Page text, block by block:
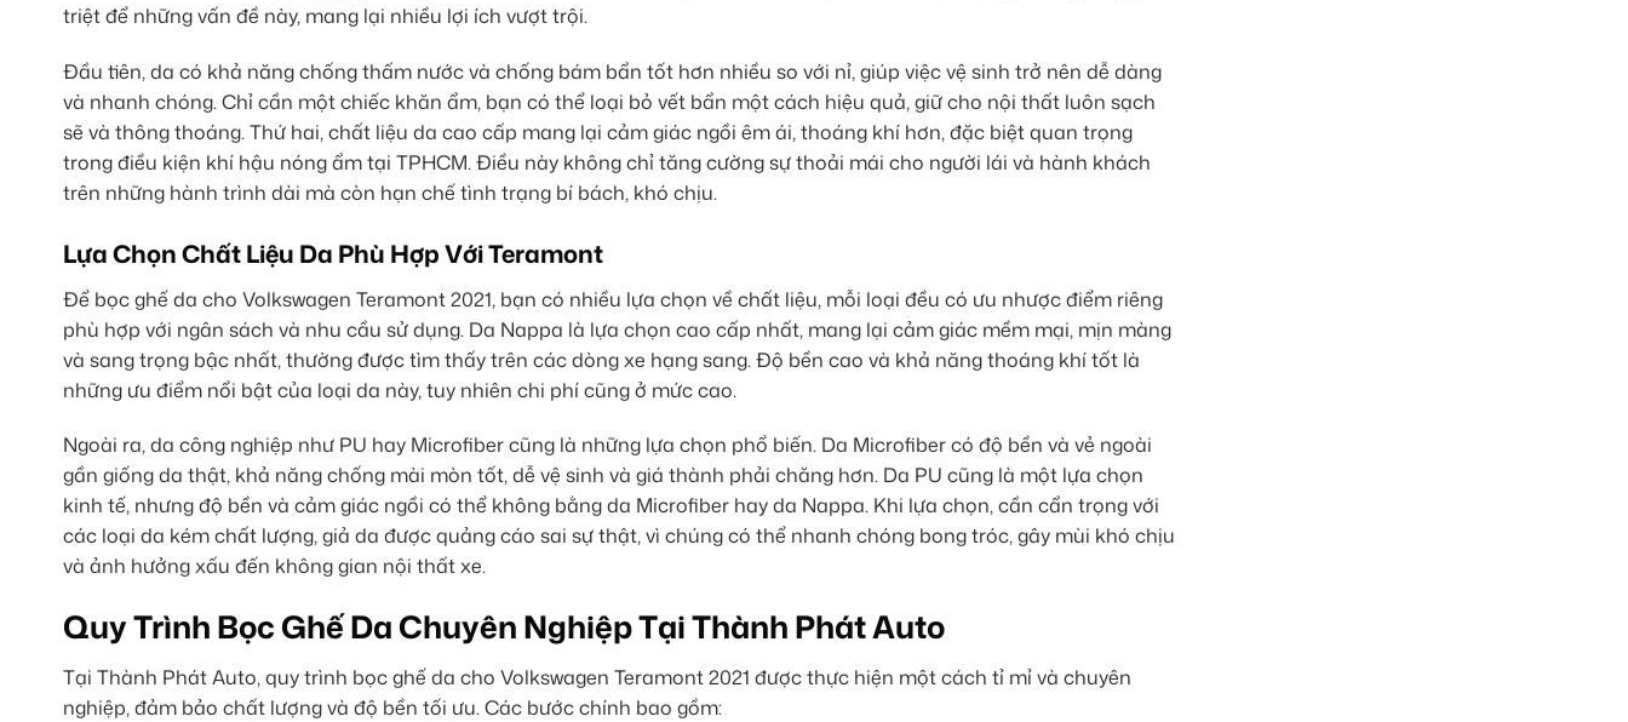
triệt để những vấn đề này, mang lại nhiều lợi ích vượt trội.
Đầu tiên, da có khả năng chống thấm nước và chống bám bẩn tốt hơn nhiều so với nỉ, giúp việc vệ sinh trở nên dễ dàng
và nhanh chóng. Chỉ cần một chiếc khăn ẩm, bạn có thể loại bỏ vết bẩn một cách hiệu quả, giữ cho nội thất luôn sạch
sẽ và thông thoáng. Thứ hai, chất liệu da cao cấp mang lại cảm giác ngồi êm ái, thoáng khí hơn, đặc biệt quan trọng
trong điều kiện khí hậu nóng ẩm tại TPHCM. Điều này không chỉ tăng cường sự thoải mái cho người lái và hành khách
trên những hành trình dài mà còn hạn chế tình trạng bí bách, khó chịu.
Lựa Chọn Chất Liệu Da Phù Hợp Với Teramont
Để bọc ghế da cho Volkswagen Teramont 2021, bạn có nhiều lựa chọn về chất liệu, mỗi loại đều có ưu nhược điểm riêng
phù hợp với ngân sách và nhu cầu sử dụng. Da Nappa là lựa chọn cao cấp nhất, mang lại cảm giác mềm mại, mịn màng
và sang trọng bậc nhất, thường được tìm thấy trên các dòng xe hạng sang. Độ bền cao và khả năng thoáng khí tốt là
những ưu điểm nổi bật của loại da này, tuy nhiên chi phí cũng ở mức cao.
Ngoài ra, da công nghiệp như PU hay Microfiber cũng là những lựa chọn phổ biến. Da Microfiber có độ bền và vẻ ngoài
gần giống da thật, khả năng chống mài mòn tốt, dễ vệ sinh và giá thành phải chăng hơn. Da PU cũng là một lựa chọn
kinh tế, nhưng độ bền và cảm giác ngồi có thể không bằng da Microfiber hay da Nappa. Khi lựa chọn, cần cẩn trọng với
các loại da kém chất lượng, giả da được quảng cáo sai sự thật, vì chúng có thể nhanh chóng bong tróc, gây mùi khó chịu
và ảnh hưởng xấu đến không gian nội thất xe.
Quy Trình Bọc Ghế Da Chuyên Nghiệp Tại Thành Phát Auto
Tại Thành Phát Auto, quy trình bọc ghế da cho Volkswagen Teramont 2021 được thực hiện một cách tỉ mỉ và chuyên
nghiệp, đảm bảo chất lượng và độ bền tối ưu. Các bước chính bao gồm: